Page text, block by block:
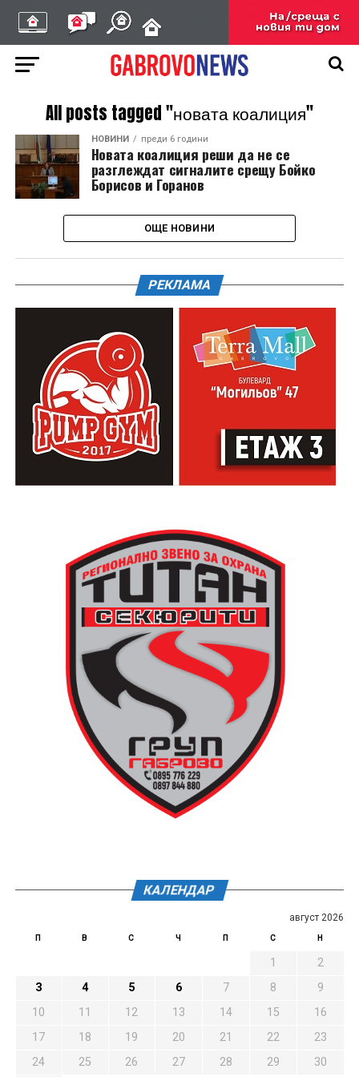
All posts tagged "новата коалиция"
НОВИНИ преди 6 години
Новата коалиция реши да не се
разглеждат сигналите срещу Бойко
Борисов и Горанов
ОЩЕ НОВИНИ
РЕКЛАМА
КАЛЕНДАР
август 2026
П В С Ч П С Н
1
2
3
4 5 6 7 8
9
10
11 12 13 14 15
16
17
18 19 20 21 22
23
24
25 26 27 28 29 30